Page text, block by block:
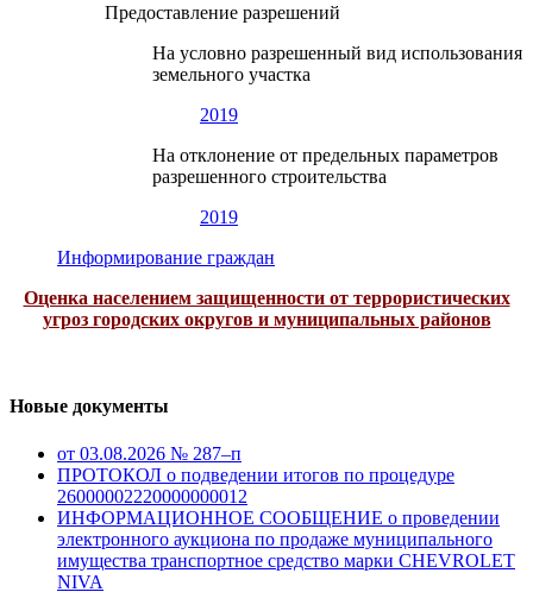
Предоставление разрешений
На условно разрешенный вид использования
земельного участка
2019
На отклонение от предельных параметров
разрешенного строительства
2019
Информирование граждан
Оценка населением защищенности от террористических
угроз городских округов и муниципальных районов
Новые документы
от 03.08.2026 № 287–п
ПРОТОКОЛ о подведении итогов по процедуре
26000002220000000012
ИНФОРМАЦИОННОЕ СООБЩЕНИЕ о проведении
электронного аукциона по продаже муниципального
имущества транспортное средство марки CHEVROLET
NIVA